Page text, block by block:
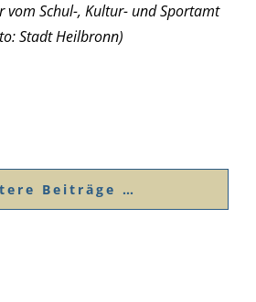
vom Schul-, Kultur- und Sportamt
Stadt Heilbronn)
Beiträge …